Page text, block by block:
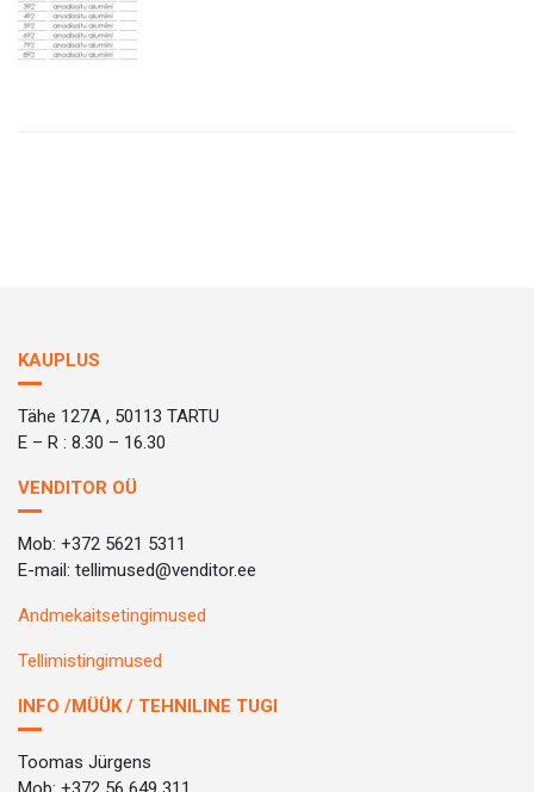
KAUPLUS
Tähe 127A , 50113 TARTU
E – R : 8.30 – 16.30
VENDITOR OÜ
Mob: +372 5621 5311
E-mail: tellimused@venditor.ee
Andmekaitsetingimused
Tellimistingimused
INFO /MÜÜK / TEHNILINE TUGI
Toomas Jürgens